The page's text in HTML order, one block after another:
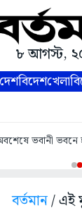
৮ আগস্ট,
দেশবিদেশখেলা
ভবানী ভবনে
বর্তমান/ এই